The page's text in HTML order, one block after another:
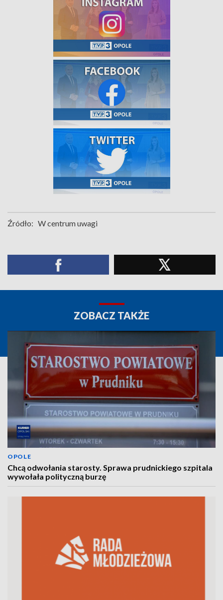
Źródło: W centrum uwagi
ZOBACZ TAKŻE
OPOLE
Chcą odwołania starosty. Sprawa prudnickiego szpitala
wywołała polityczną burzę